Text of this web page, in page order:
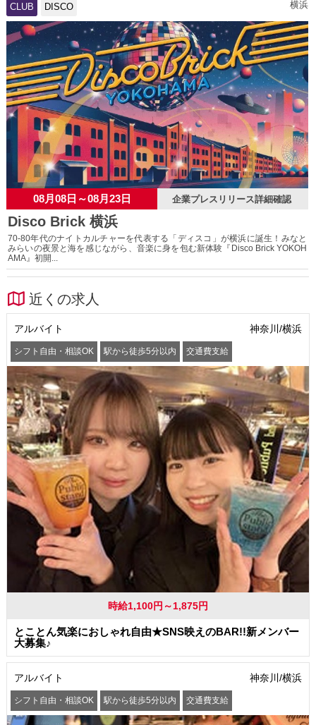
CLUB DISCO 横浜
08月08日～08月23日 企業プレスリリース詳細確認
Disco Brick 横浜
70-80年代のナイトカルチャーを代表する「ディスコ」が横浜に誕生！みなと
みらいの夜景と海を感じながら、音楽に身を包む新体験『Disco Brick YOKOH
AMA』初開...
近くの求人
アルバイト 神奈川/横浜
シフト自由・相談OK 駅から徒歩5分以内 交通費支給
時給1,100円～1,875円
とことん気楽におしゃれ自由★SNS映えのBAR!!新メンバー
大募集♪
アルバイト 神奈川/横浜
シフト自由・相談OK 駅から徒歩5分以内 交通費支給